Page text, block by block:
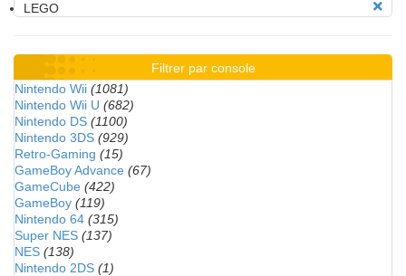
LEGO
Filtrer par console
Nintendo Wii (1081)
Nintendo Wii U (682)
Nintendo DS (1100)
Nintendo 3DS (929)
Retro-Gaming (15)
GameBoy Advance (67)
GameCube (422)
GameBoy (119)
Nintendo 64 (315)
Super NES (137)
NES (138)
Nintendo 2DS (1)